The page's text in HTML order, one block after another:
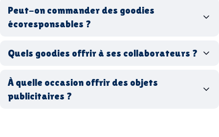
France Made in Europe goodies hi-tech
Peut-on commander des goodies
écoresponsables ?
goodies écologiques
recyclés, fabriqués en France ou en Europe,
biodégradables ou réutilisables
Quels goodies offrir à ses collaborateurs ?
coffrets cadeaux
entreprise
goodies utiles au bureau
À quelle occasion offrir des objets
publicitaires ?